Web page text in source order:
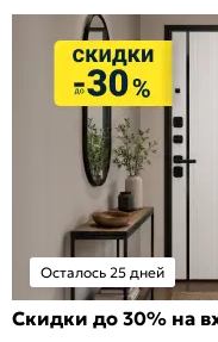
Осталось 25 дней
Скидки до 30% на